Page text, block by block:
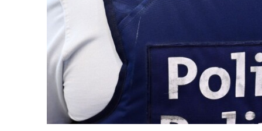
Pizza Nizar: un coup de pub
inattendu grâce à l’IA